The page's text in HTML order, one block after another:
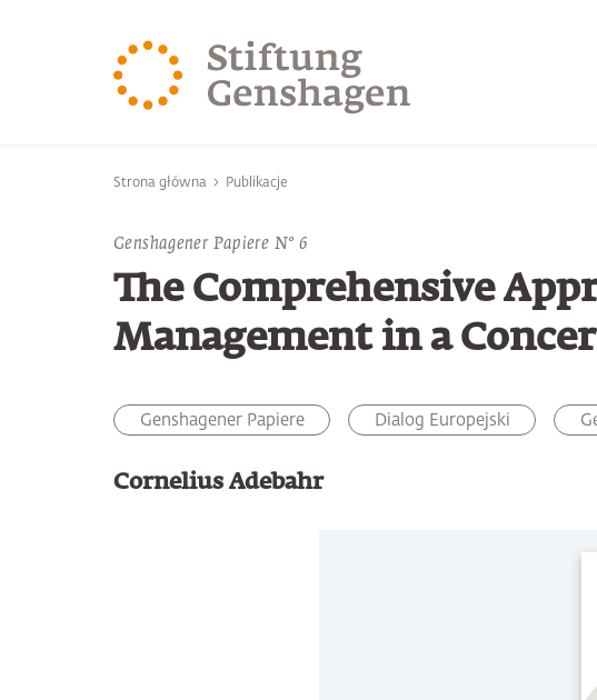
Jesteś tutaj
Strona główna Publikacje
Genshagener Papiere N° 6
The Comprehensive
Management in a
Genshagener Papiere Dialog Europejski
Cornelius Adebahr